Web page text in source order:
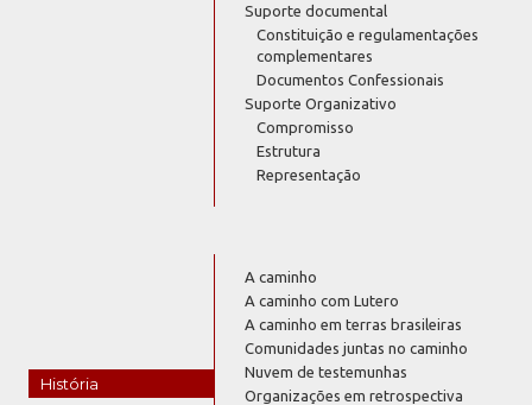
Suporte documental
Constituição e regulamentações
complementares
Documentos Confessionais
Suporte Organizativo
Compromisso
Estrutura
Representação
História
A caminho
A caminho com Lutero
A caminho em terras brasileiras
Comunidades juntas no caminho
Nuvem de testemunhas
Organizações em retrospectiva